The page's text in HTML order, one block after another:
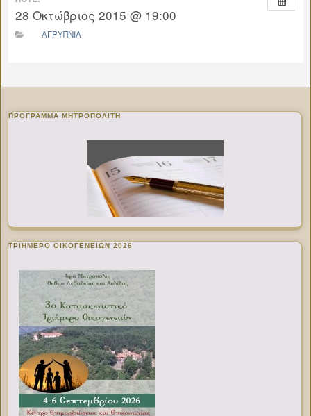
28 Οκτώβριος 2015 @ 19:00
ΑΓΡΥΠΝΙΑ
ΠΡΌΓΡΑΜΜΑ ΜΗΤΡΟΠΟΛΊΤΗ
ΤΡΙΗΜΕΡΟ ΟΙΚΟΓΕΝΕΙΩΝ 2026